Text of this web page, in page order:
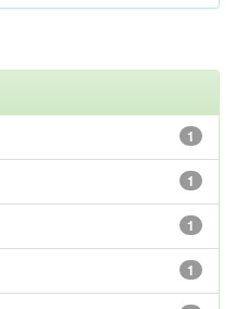
1
1
1
1